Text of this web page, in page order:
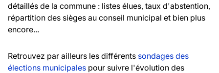
détaillés de la commune : listes élues, taux d'abstention,
répartition des sièges au conseil municipal et bien plus
encore...
Retrouvez par ailleurs les différents sondages des
élections municipales pour suivre l'évolution des